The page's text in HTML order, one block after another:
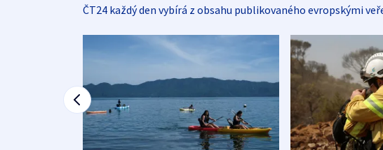
ČT24 každý den vybírá z obsahu publikovaného evropskými